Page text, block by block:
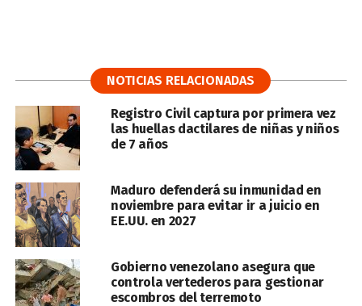
NOTICIAS RELACIONADAS
Registro Civil captura por primera vez
las huellas dactilares de niñas y niños
de 7 años
Maduro defenderá su inmunidad en
noviembre para evitar ir a juicio en
EE.UU. en 2027
Gobierno venezolano asegura que
controla vertederos para gestionar
escombros del terremoto